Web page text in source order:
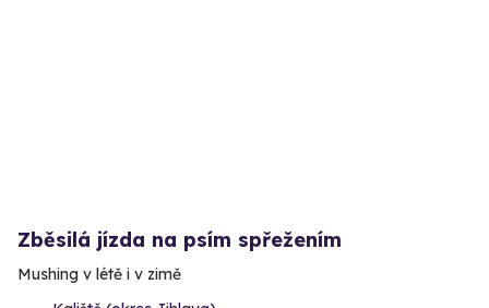
Zběsilá jízda na psím spřežením
Mushing v létě i v zimě